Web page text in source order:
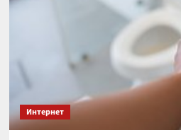
атаковал
из
неожиданного
Интернет